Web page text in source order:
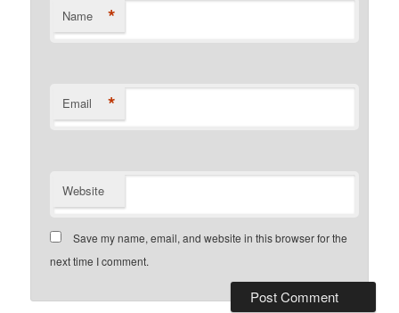
Name *
Email *
Website
Save my name, email, and website in this browser for the
next time I comment.